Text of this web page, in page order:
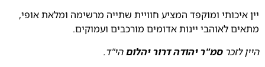
יין איכותי ומוקפד המציע חוויית שתייה מרשימה ומלאת אופי,
מתאים לאוהבי יינות אדומים מורכבים ועמוקים.
היין לזכרסמ"ר יהודה דרור יהלוםהי"ד.